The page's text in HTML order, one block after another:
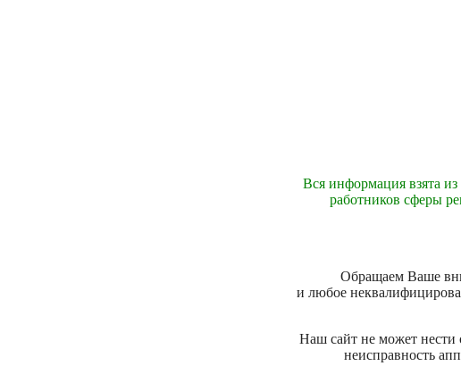
Вся информация взята из
работников сферы
Обращаем Ваше
и любое
Наш сайт не может нести
неисправность